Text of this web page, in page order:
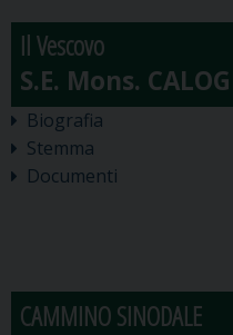
Il Vescovo
Biografia
Stemma
Documenti
CAMMINO SINODALE